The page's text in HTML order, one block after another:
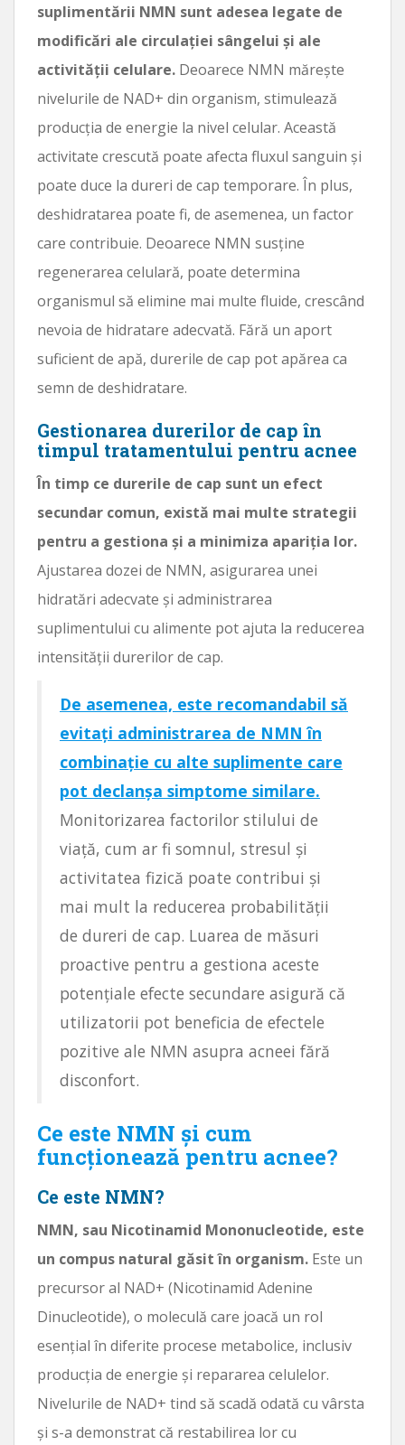
suplimentării NMN sunt adesea legate de
modificări ale circulației sângelui și ale
activității celulare. Deoarece NMN mărește
nivelurile de NAD+ din organism, stimulează
producția de energie la nivel celular. Această
activitate crescută poate afecta fluxul sanguin și
poate duce la dureri de cap temporare. În plus,
deshidratarea poate fi, de asemenea, un factor
care contribuie. Deoarece NMN susține
regenerarea celulară, poate determina
organismul să elimine mai multe fluide, crescând
nevoia de hidratare adecvată. Fără un aport
suficient de apă, durerile de cap pot apărea ca
semn de deshidratare.
Gestionarea durerilor de cap în
timpul tratamentului pentru acnee
În timp ce durerile de cap sunt un efect
secundar comun, există mai multe strategii
pentru a gestiona și a minimiza apariția lor.
Ajustarea dozei de NMN, asigurarea unei
hidratări adecvate și administrarea
suplimentului cu alimente pot ajuta la reducerea
intensității durerilor de cap.
De asemenea, este recomandabil să
evitați administrarea de NMN în
combinație cu alte suplimente care
pot declanșa simptome similare.
Monitorizarea factorilor stilului de
viață, cum ar fi somnul, stresul și
activitatea fizică poate contribui și
mai mult la reducerea probabilității
de dureri de cap. Luarea de măsuri
proactive pentru a gestiona aceste
potențiale efecte secundare asigură că
utilizatorii pot beneficia de efectele
pozitive ale NMN asupra acneei fără
disconfort.
Ce este NMN și cum
funcționează pentru acnee?
Ce este NMN?
NMN, sau Nicotinamid Mononucleotide, este
un compus natural găsit în organism. Este un
precursor al NAD+ (Nicotinamid Adenine
Dinucleotide), o moleculă care joacă un rol
esențial în diferite procese metabolice, inclusiv
producția de energie și repararea celulelor.
Nivelurile de NAD+ tind să scadă odată cu vârsta
și s-a demonstrat că restabilirea lor cu